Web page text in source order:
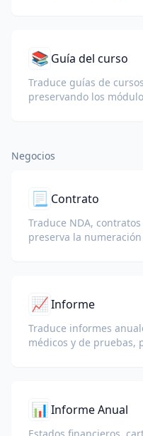
📚 Guía del curso
Traduce guías de
preservando los
Negocios
📃 Contrato
Traduce NDA,
preserva la
📈Informe
Traduce informes
médicos y de pruebas,
📊 Informe Anual